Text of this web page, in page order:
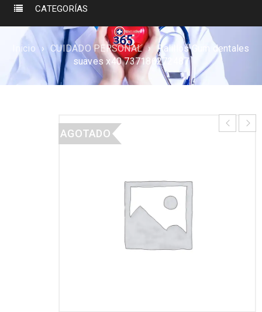
CATEGORÍAS
Inicio › CUIDADO PERSONAL ›
Palillos Gum dentales
suaves x40 737186272487
AGOTADO